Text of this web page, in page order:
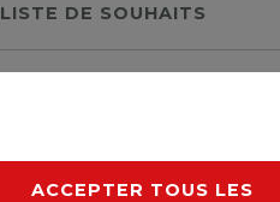
LISTE DE SOUHAITS
ACCEPTER TOUS LES